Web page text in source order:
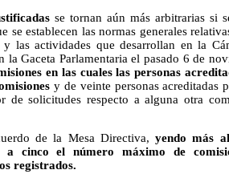
se tornan aún más arbitrarias si
se establecen las normas generales
y las actividades que desarrollan en la
la Gaceta Parlamentaria el pasado 6 de
en las cuales las personas
y de veinte personas acreditadas
de solicitudes respecto a alguna otra
de la Mesa Directiva,yendo más
a cinco el número máximo de
registrados.